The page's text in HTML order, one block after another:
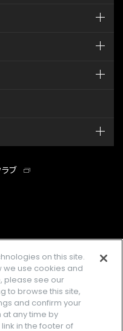
ブ
instagramtwitter
用規約
on this site.
we use cookies and
please see our
to browse this site,
and confirm your
at any time by
in the footer of